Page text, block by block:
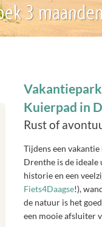
3
Kuierpad in
Rust of
Tijdens een
Drenthe is de ideale
historie en een
Fiets4Daagse!),
de natuur is het
een mooie afsluiter